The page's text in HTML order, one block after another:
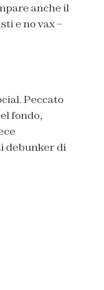
anche il
e no vax –
Peccato
fondo,
debunker di